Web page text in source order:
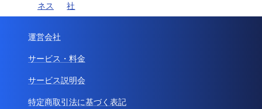
ネス
社
運営会社
サービス・料金
サービス説明会
特定商取引法に基づく表記